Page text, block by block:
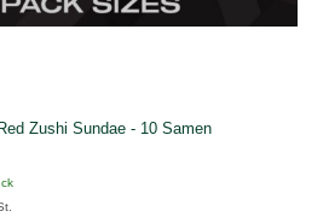
Zushi Sundae - 10 Samen